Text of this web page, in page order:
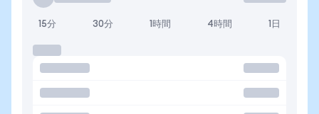
15分 30分 1時間 4時間 1日